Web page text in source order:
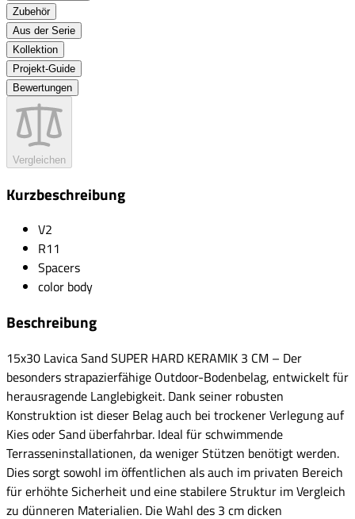
Zubehör
Aus der Serie
Kollektion
Projekt-Guide
Bewertungen
Vergleichen
Kurzbeschreibung
V2
R11
Spacers
color body
Beschreibung
15x30 Lavica Sand SUPER HARD KERAMIK 3 CM – Der
besonders strapazierfähige Outdoor-Bodenbelag, entwickelt für
herausragende Langlebigkeit. Dank seiner robusten
Konstruktion ist dieser Belag auch bei trockener Verlegung auf
Kies oder Sand überfahrbar. Ideal für schwimmende
Terrasseninstallationen, da weniger Stützen benötigt werden.
Dies sorgt sowohl im öffentlichen als auch im privaten Bereich
für erhöhte Sicherheit und eine stabilere Struktur im Vergleich
zu dünneren Materialien. Die Wahl des 3 cm dicken